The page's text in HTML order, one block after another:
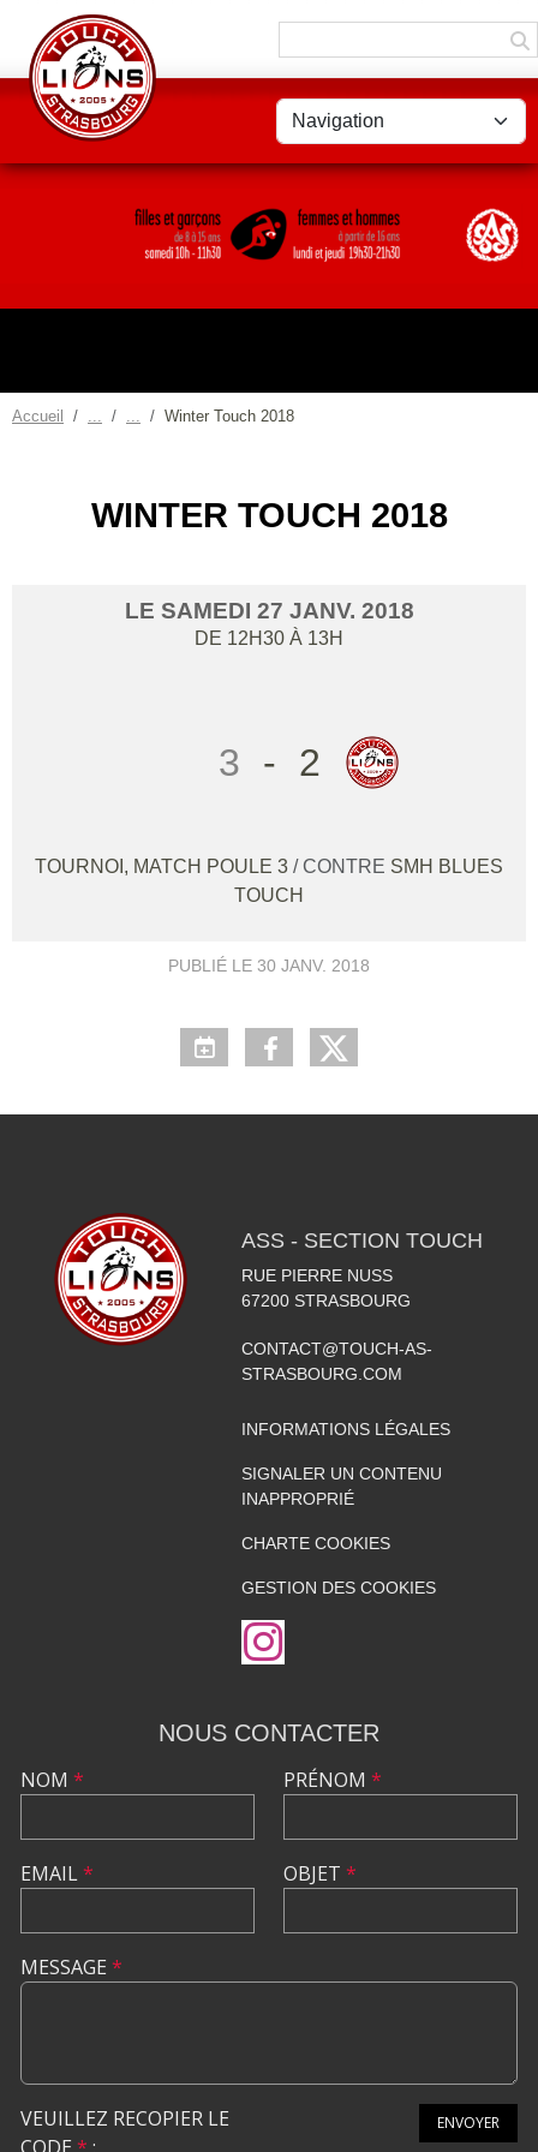
Accueil Winter Touch 2018
WINTER TOUCH 2018
LE SAMEDI 27 JANV. 2018
DE 12H30 À 13H
3 - 2
TOURNOI, MATCH POULE 3 / CONTRE SMH BLUES
TOUCH
PUBLIÉ LE 30 JANV. 2018
ASS - SECTION TOUCH
RUE PIERRE NUSS
67200 STRASBOURG
CONTACT@TOUCH-AS-
STRASBOURG.COM
INFORMATIONS LÉGALES
SIGNALER UN CONTENU
INAPPROPRIÉ
CHARTE COOKIES
GESTION DES COOKIES
NOUS CONTACTER
NOM *
EMAIL*
PRÉNOM *
OBJET *
MESSAGE *
VEUILLEZ RECOPIER LE
CODE * :
ENVOYER
Panneau de gestion des cookies